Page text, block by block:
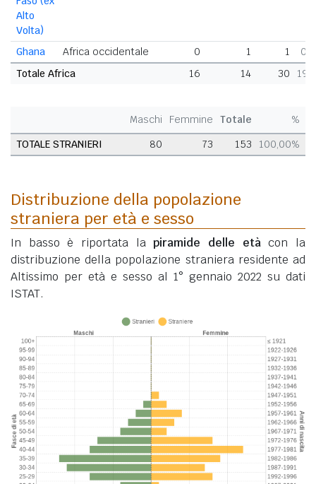
Alto
Volta)
Ghana
Africa occidentale 0 1 1
Totale Africa
16 14 30
Maschi Femmine Totale
%
TOTALE STRANIERI
80 73 153 100,00%
Distribuzione della popolazione
straniera per età e sesso
In basso è riportata lapiramide delle etàcon la
distribuzione della popolazione straniera residente ad
Altissimo per età e sesso al 1° gennaio 2022 su dati
ISTAT.